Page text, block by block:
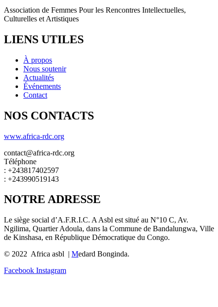
Association de Femmes Pour les Rencontres Intellectuelles,
Culturelles et Artistiques
LIENS UTILES
À propos
Nous soutenir
Actualités
Événements
Contact
NOS CONTACTS
www.africa-rdc.org
contact@africa-rdc.org
Téléphone
: +243817402597
: +243990519143
NOTRE ADRESSE
Le siège social d’A.F.R.I.C. A Asbl est situé au N°10 C, Av.
Ngilima, Quartier Adoula, dans la Commune de Bandalungwa, Ville
de Kinshasa, en République Démocratique du Congo.
© 2022 Africa asbl | Medard Bonginda.
Facebook Instagram